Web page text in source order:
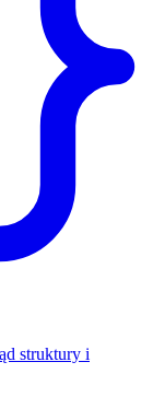
struktury i